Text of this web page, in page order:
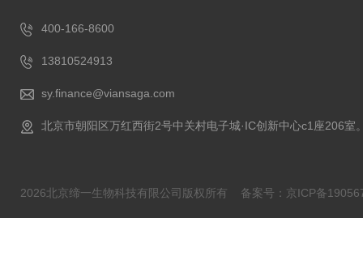
400-166-8600
13810524913
sy.finance@viansaga.com
北京市朝阳区万红西街2号中关村电子城·IC创新中心c1座206室
2026北京缔一生物科技有限公司版权所有 备案号：京ICP备